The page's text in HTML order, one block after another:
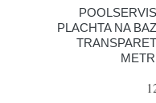
PLACHTA NA